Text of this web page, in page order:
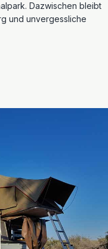
Dazwischen bleibt
und unvergessliche